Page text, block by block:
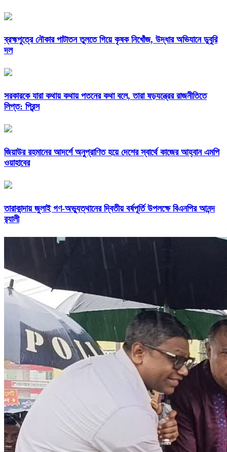
ব্রহ্মপুত্রে নৌকার পাটাতন তুলতে গিয়ে কৃষক নিখোঁজ, উদ্ধার অভিযানে ডুবুরি
দল
সরকারকে যারা কথায় কথায় পতনের কথা বলে, তারা ষড়যন্ত্রের রাজনীতিতে
লিপ্ত: প্রিন্স
জিয়াউর রহমানের আদর্শে অনুপ্রাণিত হয়ে দেশের স্বার্থে কাজের আহ্বান এমপি
ওয়াহাবের
তারাকান্দায় জুলাই গণ-অভ্যুত্থানের দ্বিতীয় বর্ষপূর্তি উপলক্ষে বিএনপির আনন্দ
র‍্যালী